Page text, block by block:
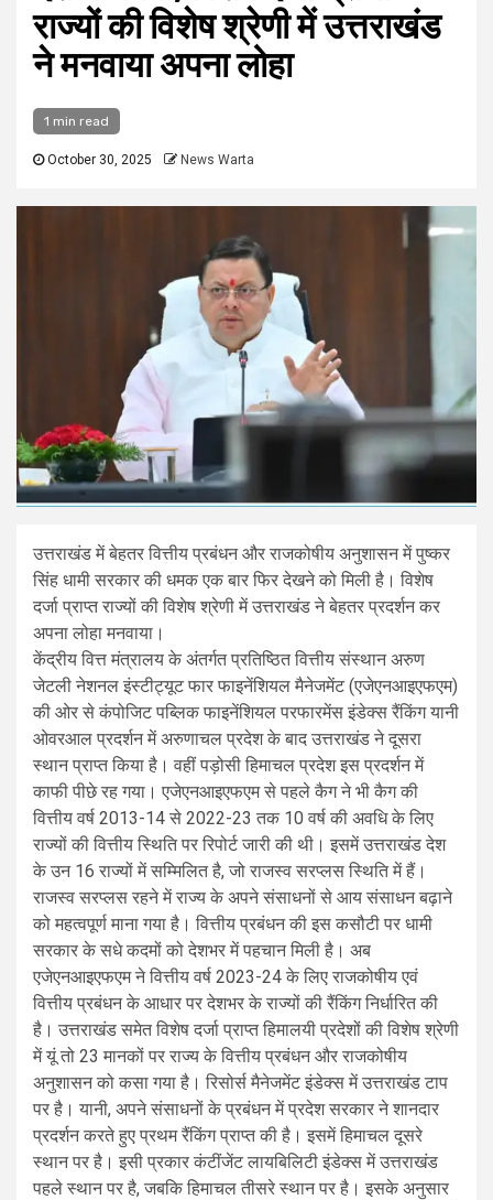
राज्यों की विशेष श्रेणी में उत्तराखंड
ने मनवाया अपना लोहा
1 min read
October 30, 2025 News Warta
उत्तराखंड में बेहतर वित्तीय प्रबंधन और राजकोषीय अनुशासन में पुष्कर
सिंह धामी सरकार की धमक एक बार फिर देखने को मिली है। विशेष
दर्जा प्राप्त राज्यों की विशेष श्रेणी में उत्तराखंड ने बेहतर प्रदर्शन कर
अपना लोहा मनवाया।
केंद्रीय वित्त मंत्रालय के अंतर्गत प्रतिष्ठित वित्तीय संस्थान अरुण
जेटली नेशनल इंस्टीट्यूट फार फाइनेंशियल मैनेजमेंट (एजेएनआइएफएम)
की ओर से कंपोजिट पब्लिक फाइनेंशियल परफारमेंस इंडेक्स रैंकिंग यानी
ओवरआल प्रदर्शन में अरुणाचल प्रदेश के बाद उत्तराखंड ने दूसरा
स्थान प्राप्त किया है। वहीं पड़ोसी हिमाचल प्रदेश इस प्रदर्शन में
काफी पीछे रह गया। एजेएनआइएफएम से पहले कैग ने भी कैग की
वित्तीय वर्ष 2013-14 से 2022-23 तक 10 वर्ष की अवधि के लिए
राज्यों की वित्तीय स्थिति पर रिपोर्ट जारी की थी। इसमें उत्तराखंड देश
के उन 16 राज्यों में सम्मिलित है, जो राजस्व सरप्लस स्थिति में हैं।
राजस्व सरप्लस रहने में राज्य के अपने संसाधनों से आय संसाधन बढ़ाने
को महत्वपूर्ण माना गया है। वित्तीय प्रबंधन की इस कसौटी पर धामी
सरकार के सधे कदमों को देशभर में पहचान मिली है। अब
एजेएनआइएफएम ने वित्तीय वर्ष 2023-24 के लिए राजकोषीय एवं
वित्तीय प्रबंधन के आधार पर देशभर के राज्यों की रैंकिंग निर्धारित की
है। उत्तराखंड समेत विशेष दर्जा प्राप्त हिमालयी प्रदेशों की विशेष श्रेणी
में यूं तो 23 मानकों पर राज्य के वित्तीय प्रबंधन और राजकोषीय
अनुशासन को कसा गया है। रिसोर्स मैनेजमेंट इंडेक्स में उत्तराखंड टाप
पर है। यानी, अपने संसाधनों के प्रबंधन में प्रदेश सरकार ने शानदार
प्रदर्शन करते हुए प्रथम रैंकिंग प्राप्त की है। इसमें हिमाचल दूसरे
स्थान पर है। इसी प्रकार कंटींजेंट लायबिलिटी इंडेक्स में उत्तराखंड
पहले स्थान पर है, जबकि हिमाचल तीसरे स्थान पर है। इसके अनुसार